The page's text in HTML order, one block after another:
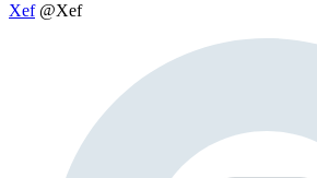
Xef @Xef